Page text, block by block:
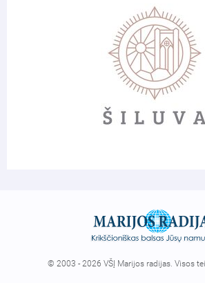
© 2003 - 2026 VŠĮ Marijos radijas. Visos